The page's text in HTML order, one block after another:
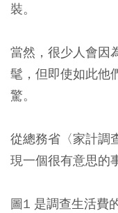
裝。
當然，很少人會因
髦，但即使如此他
驚。
從總務省〈家計調
現一個很有意思的
圖1 是調查生活費